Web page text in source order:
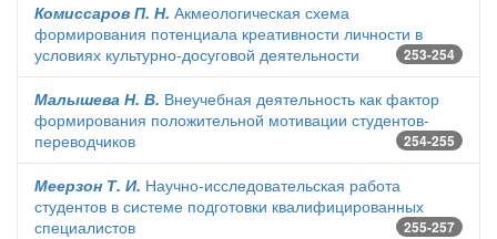
Комиссаров П. Н. Акмеологическая схема
формирования потенциала креативности личности в
условиях культурно-досуговой деятельности
253-254
Малышева Н. В. Внеучебная деятельность как фактор
формирования положительной мотивации студентов-
переводчиков
254-255
Меерзон Т. И. Научно-исследовательская работа
студентов в системе подготовки квалифицированных
специалистов
255-257